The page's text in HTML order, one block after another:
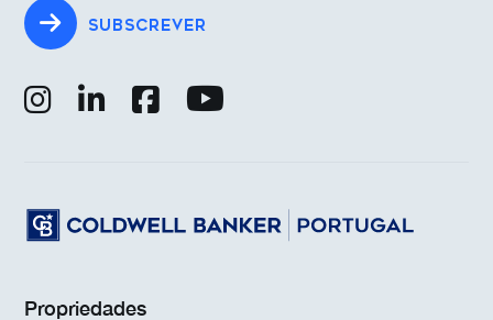
SUBSCREVER
Propriedades